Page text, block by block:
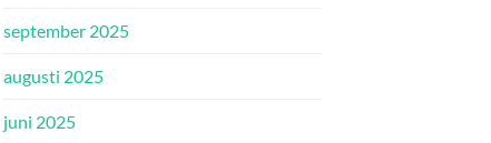
september 2025
augusti 2025
juni 2025